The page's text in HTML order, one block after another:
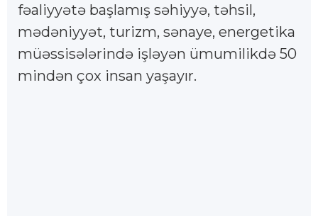
fəaliyyətə başlamış səhiyyə, təhsil,
mədəniyyət, turizm, sənaye, energetika
müəssisələrində işləyən ümumilikdə 50
mindən çox insan yaşayır.